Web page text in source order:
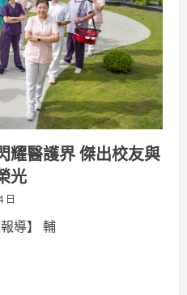
耀醫護界 傑出校友與
光
日
導】 輔